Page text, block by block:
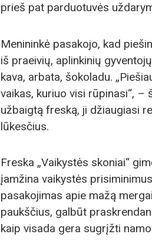
prieš pat parduotuvės
Menininkė pasakojo, kad
iš praeivių, aplinkinių
kava, arbata, šokoladu.
vaikas, kuriuo visi rūpinasi“, –
užbaigtą freską, ji džiaugiasi
lūkesčius.
Freska „Vaikystės skoniai“
įamžina vaikystės
pasakojimas apie mažą
paukščius, galbūt
kaip visada gera sugrįžti